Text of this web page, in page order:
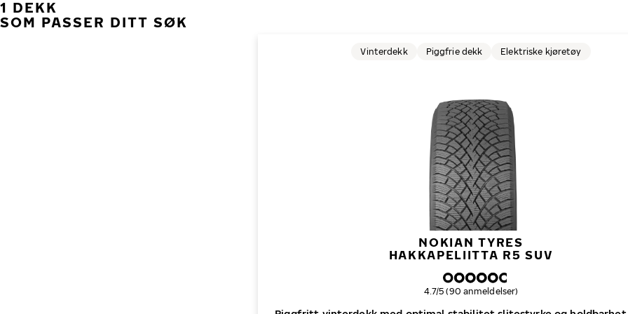
1 DEKK
SOM PASSER DITT SØK
NOKIAN TYRES
HAKKAPELIITTA R5 SUV
Vinterdekk Piggfrie dekk Elektriske kjøretøy
Samlet dekkvurdering
4.7/5 (90 anmeldelser)